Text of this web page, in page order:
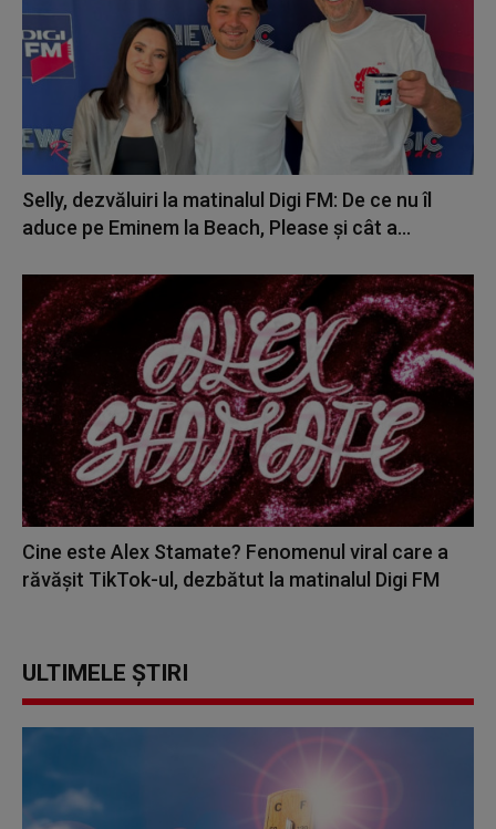
Selly, dezvăluiri la matinalul Digi FM: De ce nu îl
aduce pe Eminem la Beach, Please și cât a...
Cine este Alex Stamate? Fenomenul viral care a
răvășit TikTok-ul, dezbătut la matinalul Digi FM
ULTIMELE ȘTIRI